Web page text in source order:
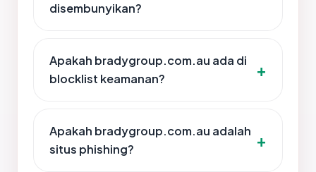
disembunyikan?
Apakah bradygroup.com.au ada di
blocklist keamanan?
Apakah bradygroup.com.au adalah
situs phishing?